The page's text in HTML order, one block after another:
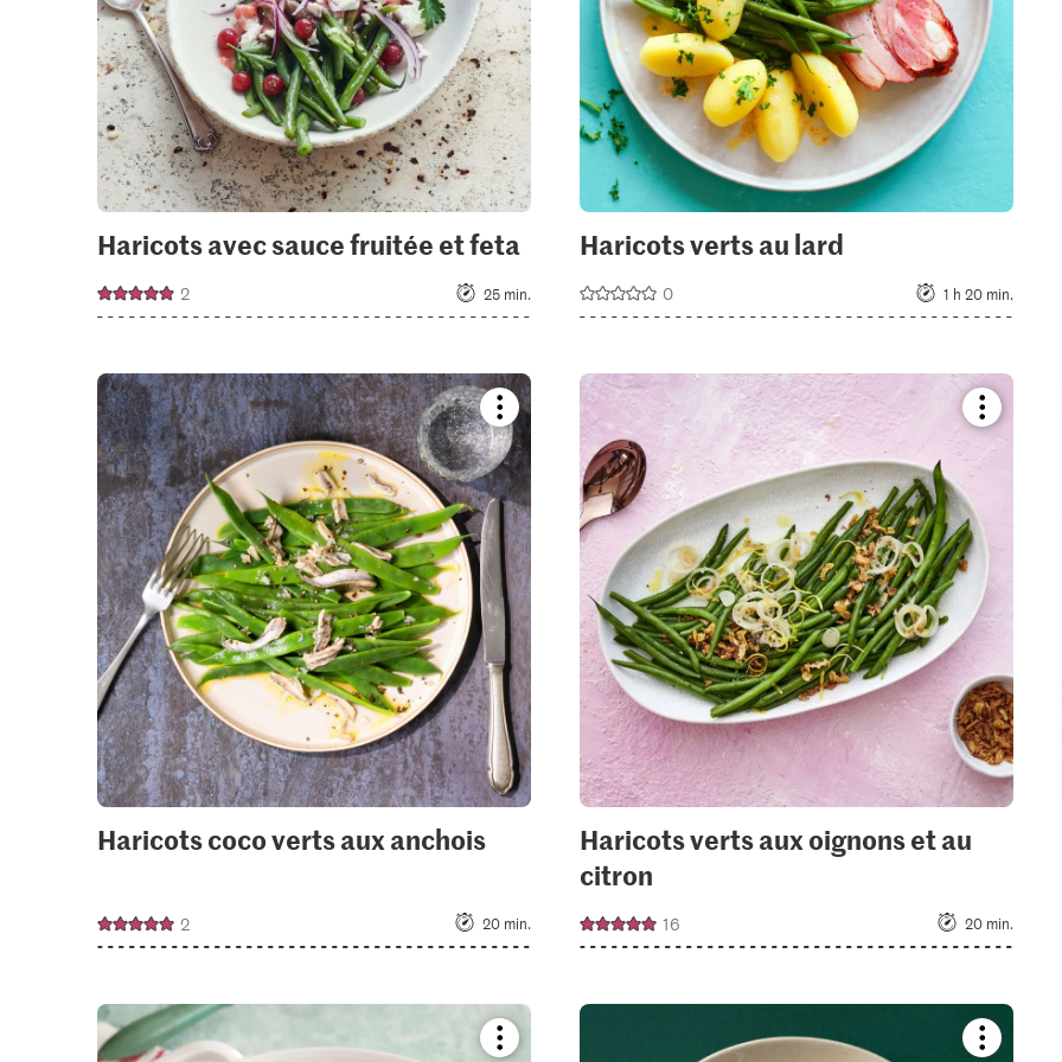
Haricots avec sauce fruitée et feta
2 25 min.
Haricots verts au lard
0 1 h 20 min.
Bookmark
recipe
or
add
it
to
your
collections.
Haricots coco verts aux anchois
2 20 min.
Bookmark
recipe
Haricots verts aux oignons et au
citron
16 20 min.
Bookmark
Bookmark